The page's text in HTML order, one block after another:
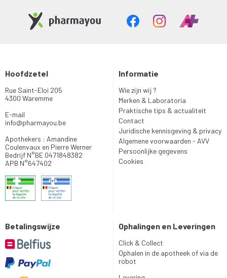
Hoofdzetel
Rue Saint-Eloi 205
4300 Waremme
E-mail
info@pharmayou.be
Apothekers : Amandine
Coulenvaux en Pierre Werner
Bedrijf N°BE 0471848382
APB N°647402
Informatie
Wie zijn wij ?
Merken & Laboratoria
Praktische tips & actualiteit
Contact
Juridische kennisgeving & privacy
Algemene voorwaarden - AVV
Persoonlijke gegevens
Cookies
Betalingswijze Ophalingen en Leveringen
Click & Collect
Ophalen in de apotheek of via de
robot